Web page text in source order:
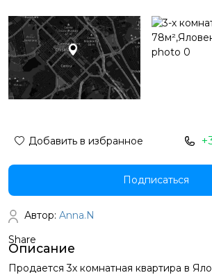
Описание
Продается 3х комнатная квартира в
Добавить в избранное
Подписаться
Автор: Anna.N
Share